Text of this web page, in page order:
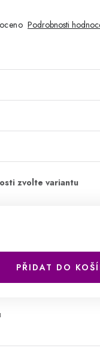
Podrobnosti
PŘIDAT DO